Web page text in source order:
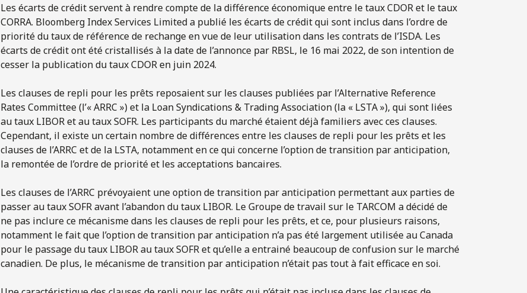
Les écarts de crédit servent à rendre compte de la différence économique entre le taux CDOR et le taux
CORRA. Bloomberg Index Services Limited a publié les écarts de crédit qui sont inclus dans l’ordre de
priorité du taux de référence de rechange en vue de leur utilisation dans les contrats de l’ISDA. Les
écarts de crédit ont été cristallisés à la date de l’annonce par RBSL, le 16 mai 2022, de son intention de
cesser la publication du taux CDOR en juin 2024.
Les clauses de repli pour les prêts reposaient sur les clauses publiées par l’Alternative Reference
Rates Committee (l’« ARRC ») et la Loan Syndications & Trading Association (la « LSTA »), qui sont liées
au taux LIBOR et au taux SOFR. Les participants du marché étaient déjà familiers avec ces clauses.
Cependant, il existe un certain nombre de différences entre les clauses de repli pour les prêts et les
clauses de l’ARRC et de la LSTA, notamment en ce qui concerne l’option de transition par anticipation,
la remontée de l’ordre de priorité et les acceptations bancaires.
Les clauses de l’ARRC prévoyaient une option de transition par anticipation permettant aux parties de
passer au taux SOFR avant l’abandon du taux LIBOR. Le Groupe de travail sur le TARCOM a décidé de
ne pas inclure ce mécanisme dans les clauses de repli pour les prêts, et ce, pour plusieurs raisons,
notamment le fait que l’option de transition par anticipation n’a pas été largement utilisée au Canada
pour le passage du taux LIBOR au taux SOFR et qu’elle a entrainé beaucoup de confusion sur le marché
canadien. De plus, le mécanisme de transition par anticipation n’était pas tout à fait efficace en soi.